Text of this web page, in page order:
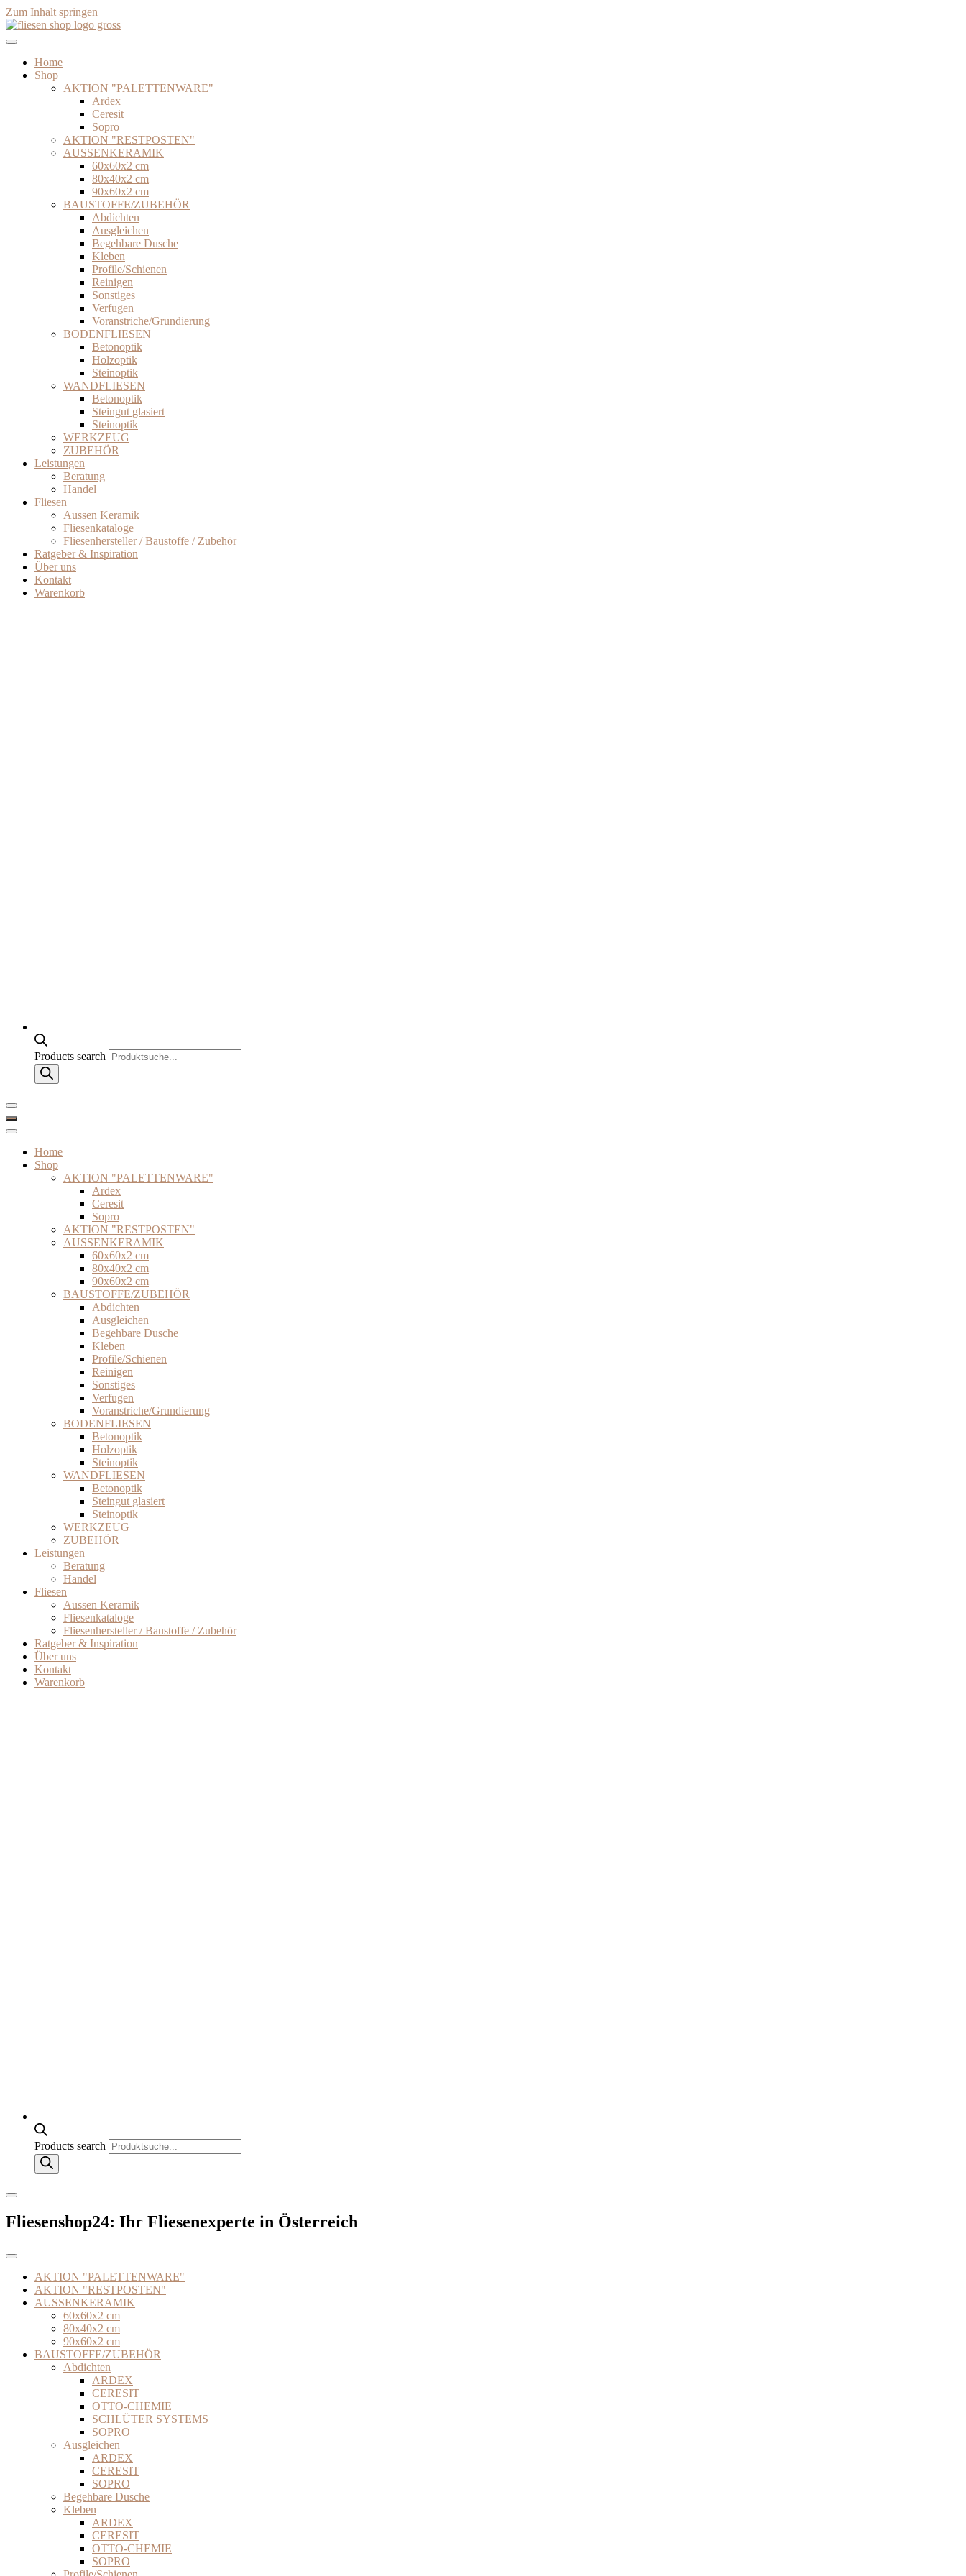
Zum Inhalt springen
Home
Shop
AKTION "PALETTENWARE"
Ardex
Ceresit
Sopro
AKTION "RESTPOSTEN"
AUSSENKERAMIK
60x60x2 cm
80x40x2 cm
90x60x2 cm
BAUSTOFFE/ZUBEHÖR
Abdichten
Ausgleichen
Begehbare Dusche
Kleben
Profile/Schienen
Reinigen
Sonstiges
Verfugen
Voranstriche/Grundierung
BODENFLIESEN
Betonoptik
Holzoptik
Steinoptik
WANDFLIESEN
Betonoptik
Steingut glasiert
Steinoptik
WERKZEUG
ZUBEHÖR
Leistungen
Beratung
Handel
Fliesen
Aussen Keramik
Fliesenkataloge
Fliesenhersteller / Baustoffe / Zubehör
Ratgeber & Inspiration
Über uns
Kontakt
Warenkorb
Products search
Home
Shop
AKTION "PALETTENWARE"
Ardex
Ceresit
Sopro
AKTION "RESTPOSTEN"
AUSSENKERAMIK
60x60x2 cm
80x40x2 cm
90x60x2 cm
BAUSTOFFE/ZUBEHÖR
Abdichten
Ausgleichen
Begehbare Dusche
Kleben
Profile/Schienen
Reinigen
Sonstiges
Verfugen
Voranstriche/Grundierung
BODENFLIESEN
Betonoptik
Holzoptik
Steinoptik
WANDFLIESEN
Betonoptik
Steingut glasiert
Steinoptik
WERKZEUG
ZUBEHÖR
Leistungen
Beratung
Handel
Fliesen
Aussen Keramik
Fliesenkataloge
Fliesenhersteller / Baustoffe / Zubehör
Ratgeber & Inspiration
Über uns
Kontakt
Warenkorb
Products search
Fliesenshop24: Ihr Fliesenexperte in Österreich
AKTION "PALETTENWARE"
AKTION "RESTPOSTEN"
AUSSENKERAMIK
60x60x2 cm
80x40x2 cm
90x60x2 cm
BAUSTOFFE/ZUBEHÖR
Abdichten
ARDEX
CERESIT
OTTO-CHEMIE
SCHLÜTER SYSTEMS
SOPRO
Ausgleichen
ARDEX
CERESIT
SOPRO
Begehbare Dusche
Kleben
ARDEX
CERESIT
OTTO-CHEMIE
SOPRO